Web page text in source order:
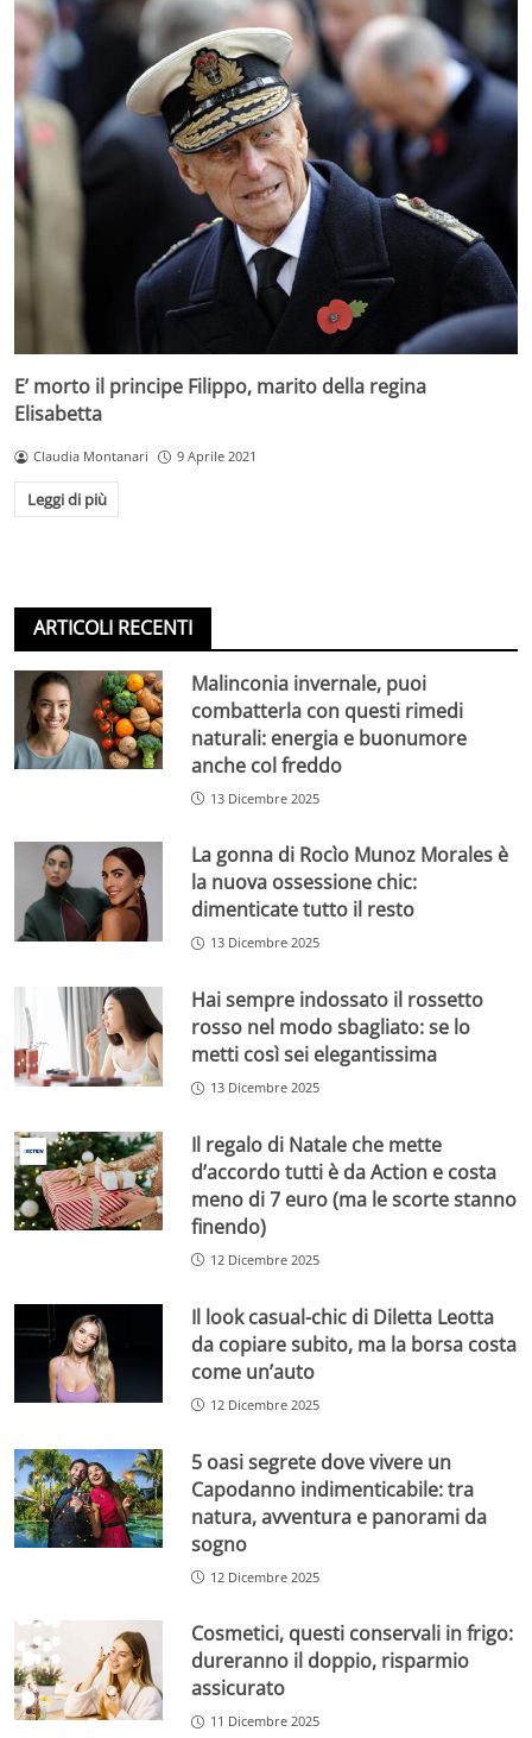
E’ morto il principe Filippo, marito della regina
Elisabetta
Claudia Montanari 9 Aprile 2021
Leggi di più
ARTICOLI RECENTI
Malinconia invernale, puoi
combatterla con questi rimedi
naturali: energia e buonumore
anche col freddo
13 Dicembre 2025
La gonna di Rocìo Munoz Morales è
la nuova ossessione chic:
dimenticate tutto il resto
13 Dicembre 2025
Hai sempre indossato il rossetto
rosso nel modo sbagliato: se lo
metti così sei elegantissima
13 Dicembre 2025
Il regalo di Natale che mette
d’accordo tutti è da Action e costa
meno di 7 euro (ma le scorte stanno
finendo)
12 Dicembre 2025
Il look casual-chic di Diletta Leotta
da copiare subito, ma la borsa costa
come un’auto
12 Dicembre 2025
5 oasi segrete dove vivere un
Capodanno indimenticabile: tra
natura, avventura e panorami da
sogno
12 Dicembre 2025
Cosmetici, questi conservali in frigo:
dureranno il doppio, risparmio
assicurato
11 Dicembre 2025